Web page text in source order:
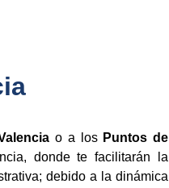
o a los Puntos de
donde te facilitarán la
debido a la dinámica